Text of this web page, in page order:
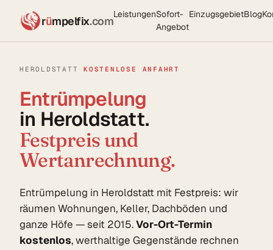
rümpelfix.comLeistungenSofort-
Angebot
EinzugsgebietBlog
HEROLDSTATT ·KOSTENLOSE ANFAHRT
Entrümpelung
in Heroldstatt.
Festpreis und
Wertanrechnung.
Entrümpelung in Heroldstatt mit Festpreis: wir
räumen Wohnungen, Keller, Dachböden und
ganze Höfe — seit 2015.Vor-Ort-Termin
kostenlos, werthaltige Gegenstände rechnen